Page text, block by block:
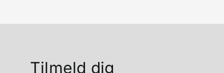
Tilmeld dig